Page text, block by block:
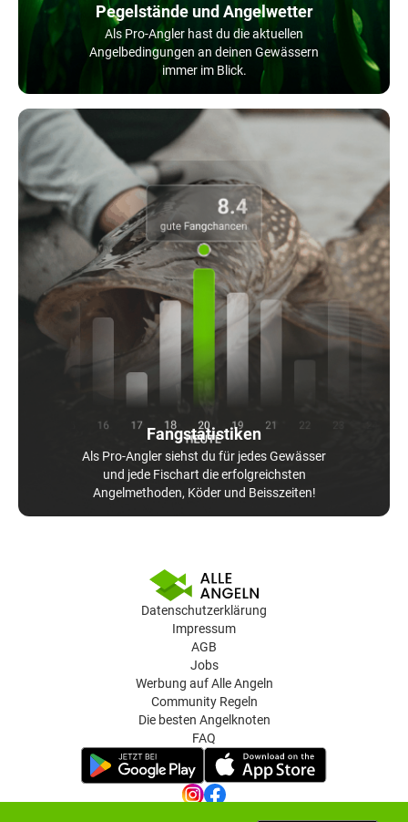
Pegelstände und Angelwetter
Als Pro-Angler hast du die aktuellen
Angelbedingungen an deinen Gewässern
immer im Blick.
Fangstatistiken
Als Pro-Angler siehst du für jedes Gewässer
und jede Fischart die erfolgreichsten
Angelmethoden, Köder und Beisszeiten!
Datenschutzerklärung
Impressum
AGB
Jobs
Werbung auf Alle Angeln
Community Regeln
Die besten Angelknoten
FAQ